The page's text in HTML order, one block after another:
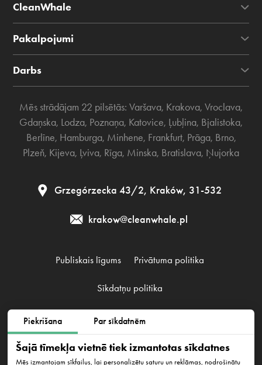
Piekrišana Par sīkdatnēm
Šajā tīmekļa vietnē tiek izmantotas sīkdatnes
Mēs izmantojam sīkfailus, lai personalizētu saturu un reklāmas, nodrošinātu
CleanWhale
Pakalpojumi
Darbs
Mēs strādājam 22 pilsētās: Varšava, Krakova, Vroclava,
Gdaņska, Lodza, Poznaņa, Katovice, Ļubļina, Bjalistoka,
Berlīne, Hamburga, Minhene, Frankfurt, Prāga, Brno,
Plzeň, Kijeva, Ļviva, Rīga, Minska, Bratislava, Ņujorka
Grzegórzecka 43/2, Kraków, 31-532
krakow@cleanwhale.pl
Publiskais līgums Privātuma politika
Sīkdatņu politika
Clean Whale Sp. z o.o., KRS 0000868230, NIP: 6751738063,
REGON: 38745511400000
Grzegórzecka 43/2, Kraków, 31-532